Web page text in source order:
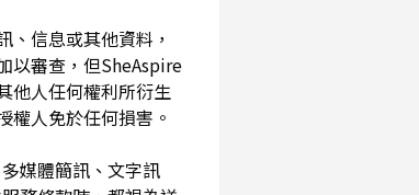
信息或其他資料，
以審查，但SheAspire
他人任何權利所衍生
權人免於任何損害。
媒體簡訊、文字訊